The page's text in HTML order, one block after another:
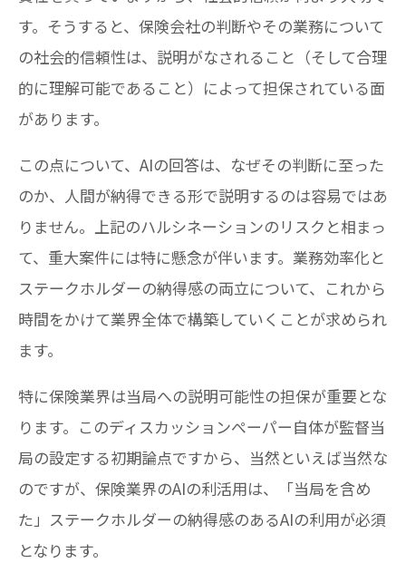
す。そうすると、保険会社の判断やその業務について
の社会的信頼性は、説明がなされること（そして合理
的に理解可能であること）によって担保されている面
があります。
この点について、AIの回答は、なぜその判断に至った
のか、人間が納得できる形で説明するのは容易ではあ
りません。上記のハルシネーションのリスクと相まっ
て、重大案件には特に懸念が伴います。業務効率化と
ステークホルダーの納得感の両立について、これから
時間をかけて業界全体で構築していくことが求められ
ます。
特に保険業界は当局への説明可能性の担保が重要とな
ります。このディスカッションぺーパー自体が監督当
局の設定する初期論点ですから、当然といえば当然な
のですが、保険業界のAIの利活用は、「当局を含め
た」ステークホルダーの納得感のあるAIの利用が必須
となります。